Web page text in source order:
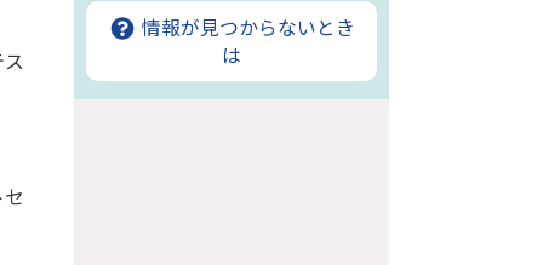
情報が見つからないとき
は